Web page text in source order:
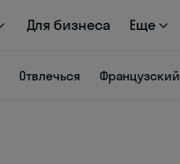
Для бизнеса Еще
Отвлечься Французский